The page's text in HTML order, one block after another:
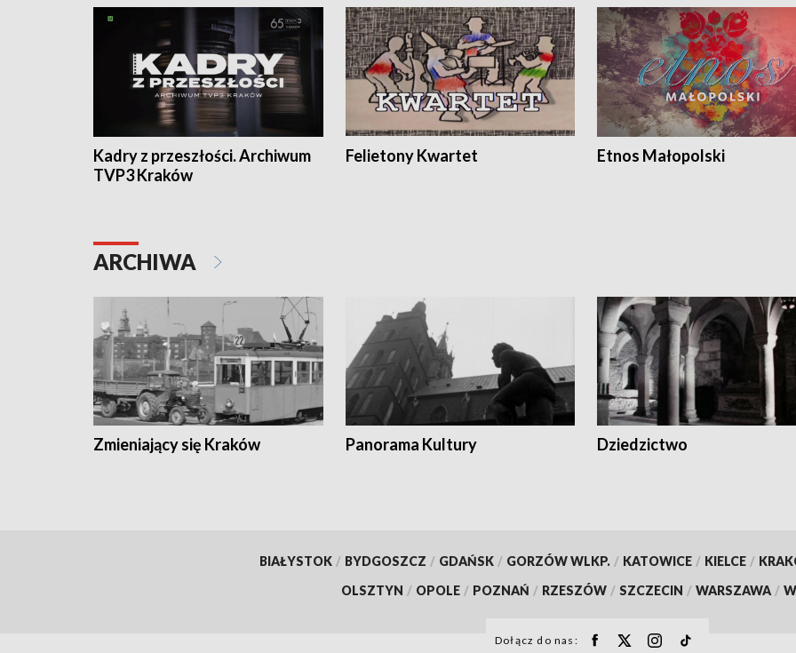
Kadry z przeszłości. Archiwum
TVP3 Kraków
Felietony Kwartet Etnos Małopolski
ARCHIWA
Zmieniający się Kraków Panorama Kultury Dziedzictwo
BIAŁYSTOK / BYDGOSZCZ / GDAŃSK / GORZÓW WLKP. / KATOWICE / KIELCE /
OLSZTYN / OPOLE / POZNAŃ / RZESZÓW / SZCZECIN / WARSZAWA /
Dołącz do nas: